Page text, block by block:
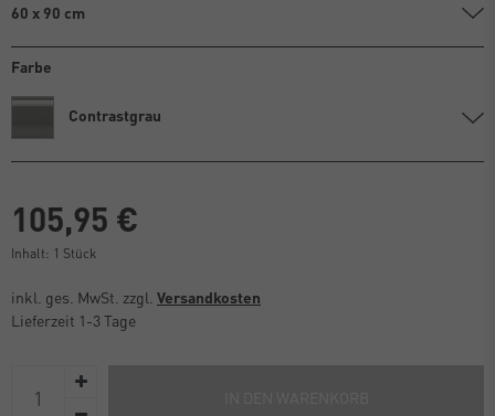
60 x 90 cm
Farbe
Contrastgrau
105,95 €
Inhalt: 1 Stück
inkl. ges. MwSt. zzgl. Versandkosten
Lieferzeit 1-3 Tage